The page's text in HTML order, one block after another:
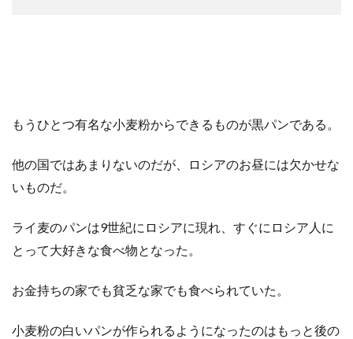
もうひとつ有名な小麦粉からできるものが黒パンである。
他の国ではあまりないのだが、ロシアのお昼には欠かせな
いものだ。
ライ麦のパンは9世紀にロシアに現れ、すぐにロシア人に
とって大好きな食べ物となった。
お金持ちの家でも貧乏な家でも食べられていた。
小麦粉の白いパンが作られるようになったのはもっと後の